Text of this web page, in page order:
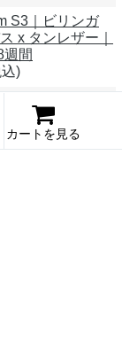
カートを見る
S3｜ビリンガ
x タンレザー｜
週間
)
S3｜ビリンガ